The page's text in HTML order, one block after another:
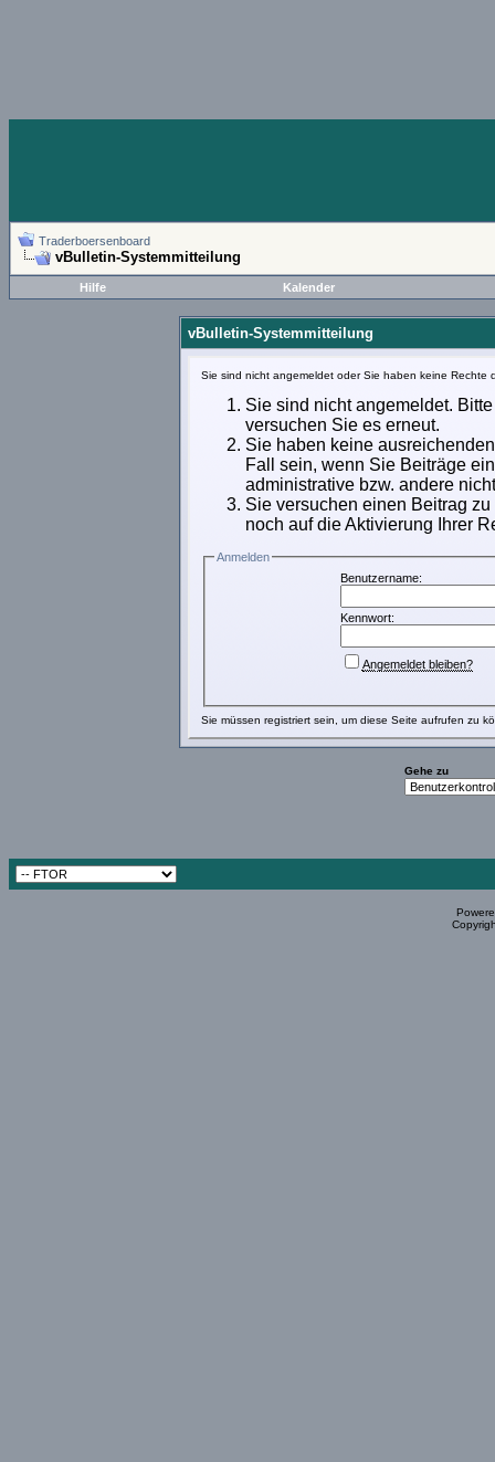
Traderboersenboard
vBulletin-Systemmitteilung
Hilfe Kalender
vBulletin-Systemmitteilung
Sie sind nicht angemeldet oder Sie haben keine
Sie sind nicht angemeldet.
versuchen Sie es erneut.
Sie haben keine
Fall sein, wenn Sie Beiträge
administrative bzw. andere
Sie versuchen einen Beitrag
noch auf die Aktivierung Ihrer
Anmelden
Benutzername:
Kennwort:
Angemeldet bleiben?
Sie müssen registriert sein, um diese Seite aufrufen zu
Gehe zu